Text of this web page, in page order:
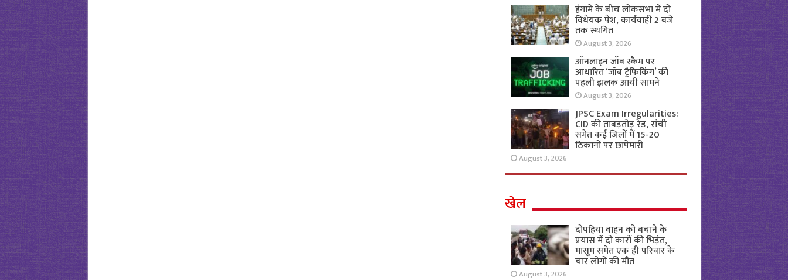
हंगामे के बीच लोकसभा में दो
विधेयक पेश, कार्यवाही 2 बजे
तक स्थगित
August 3, 2026
ऑनलाइन जॉब स्कैम पर
आधारित ‘जॉब ट्रैफिकिंग’ की
पहली झलक आयी सामने
August 3, 2026
JPSC Exam Irregularities:
CID की ताबड़तोड़ रेड, रांची
समेत कई जिलों में 15-20
ठिकानों पर छापेमारी
August 3, 2026
खेल
दोपहिया वाहन को बचाने के
प्रयास में दो कारों की भिड़ंत,
मासूम समेत एक ही परिवार के
चार लोगों की मौत
August 3, 2026